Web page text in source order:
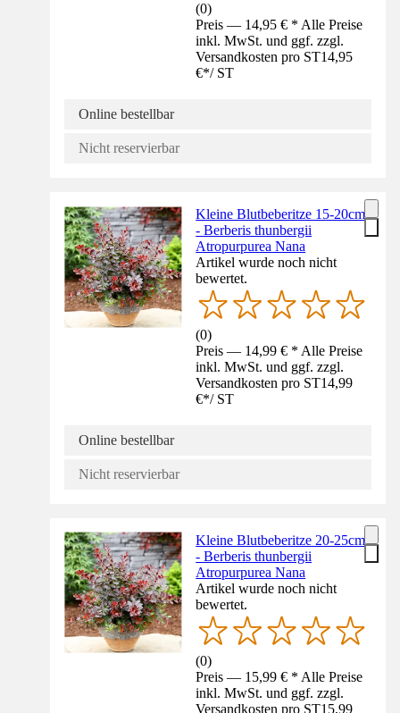
(0)
Preis — 14,95 € * Alle Preise
inkl. MwSt. und ggf. zzgl.
Versandkosten pro ST14,95
€*/ ST
Online bestellbar
Nicht reservierbar
Kleine Blutbeberitze 15-20cm
- Berberis thunbergii
Atropurpurea Nana
Artikel wurde noch nicht
bewertet.
(0)
Preis — 14,99 € * Alle Preise
inkl. MwSt. und ggf. zzgl.
Versandkosten pro ST14,99
€*/ ST
Online bestellbar
Nicht reservierbar
Kleine Blutbeberitze 20-25cm
- Berberis thunbergii
Atropurpurea Nana
Artikel wurde noch nicht
bewertet.
(0)
Preis — 15,99 € * Alle Preise
inkl. MwSt. und ggf. zzgl.
Versandkosten pro ST15,99